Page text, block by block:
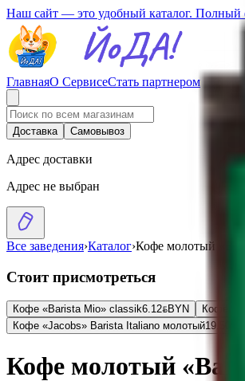
Наш сайт — это удобный каталог. Полный
ГлавнаяО СервисеСтать партнером
Доставка Самовывоз
Адрес доставки
Адрес не выбран
Все заведения›Каталог›Кофе молотый
Стоит присмотреться
Кофе «Barista Mio» classik6.12BYNBYN Кофе
Кофе «Jacobs» Barista Italiano молотый19.50
Кофе молотый